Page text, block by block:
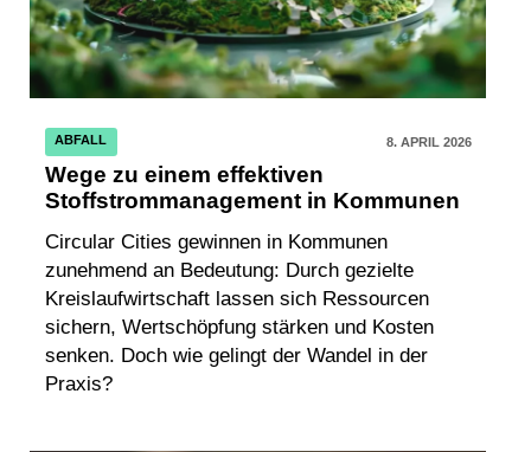
ABFALL 8. APRIL 2026
Wege zu einem effektiven
Stoffstrommanagement in Kommunen
Circular Cities gewinnen in Kommunen
zunehmend an Bedeutung: Durch gezielte
Kreislaufwirtschaft lassen sich Ressourcen
sichern, Wertschöpfung stärken und Kosten
senken. Doch wie gelingt der Wandel in der
Praxis?